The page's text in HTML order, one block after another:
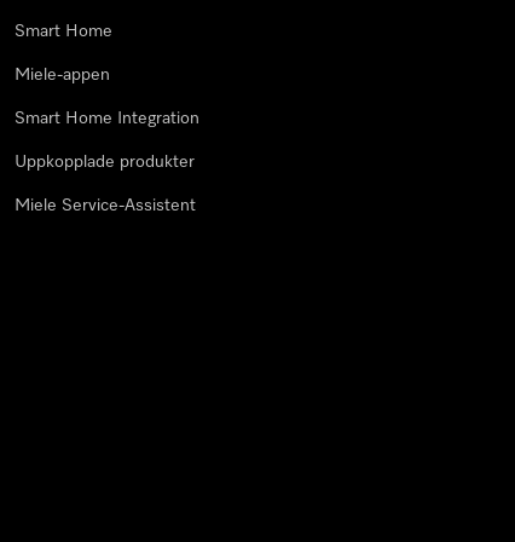
Smart Home
Miele-appen
Smart Home Integration
Uppkopplade produkter
Miele Service-Assistent